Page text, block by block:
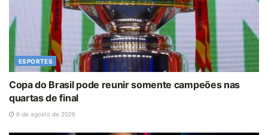
ESPORTES
Copa do Brasil pode reunir somente campeões nas
quartas de final
6 de agosto de 2026